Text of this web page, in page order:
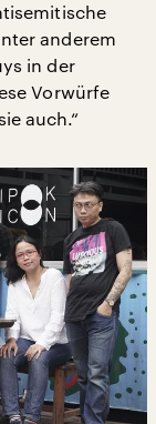
anderem
in der
Vorwürfe
auch.“